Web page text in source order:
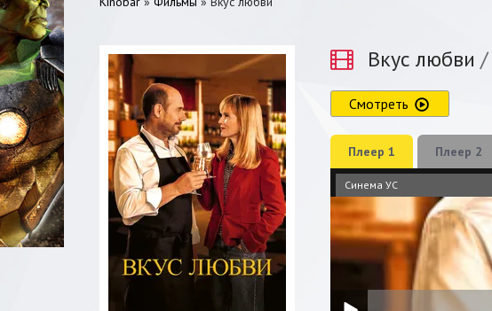
Вкус любви /
0
1 2 3 4 Смотреть
Плеер 1 Плеер 2
Синема УС